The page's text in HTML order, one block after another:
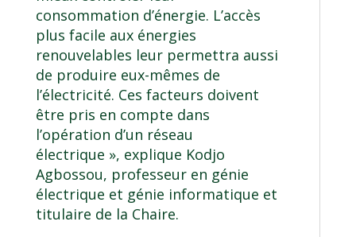
consommation d’énergie. L’accès
plus facile aux énergies
renouvelables leur permettra aussi
de produire eux-mêmes de
l’électricité. Ces facteurs doivent
être pris en compte dans
l’opération d’un réseau
électrique », explique Kodjo
Agbossou, professeur en génie
électrique et génie informatique et
titulaire de la Chaire.